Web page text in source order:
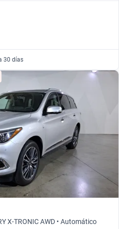
30 días
X-TRONIC AWD • Automático